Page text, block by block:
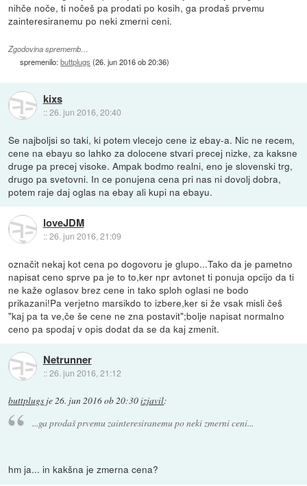
nihče noče, ti nočeš pa prodati po kosih, ga prodaš prvemu
zainteresiranemu po neki zmerni ceni.
Zgodovina sprememb…
spremenilo:buttplugs (26. jun 2016 ob 20:36)
kixs
::26. jun 2016, 20:40
Se najboljsi so taki, ki potem vlecejo cene iz ebay-a. Nic ne recem,
cene na ebayu so lahko za dolocene stvari precej nizke, za kaksne
druge pa precej visoke. Ampak bodmo realni, eno je slovenski trg,
drugo pa svetovni. In ce ponujena cena pri nas ni dovolj dobra,
potem raje daj oglas na ebay ali kupi na ebayu.
loveJDM
::26. jun 2016, 21:09
označit nekaj kot cena po dogovoru je glupo...Tako da je pametno
napisat ceno sprve pa je to to,ker npr avtonet ti ponuja opcijo da ti
ne kaže oglasov brez cene in tako sploh oglasi ne bodo
prikazani!Pa verjetno marsikdo to izbere,ker si že vsak misli češ
"kaj pa ta ve,če še cene ne zna postavit";bolje napisat normalno
ceno pa spodaj v opis dodat da se da kaj zmenit.
Netrunner
::26. jun 2016, 21:12
buttplugs je26. jun 2016 ob 20:30izjavil:
...ga prodaš prvemu zainteresiranemu po neki zmerni ceni...
hm ja... in kakšna je zmerna cena?